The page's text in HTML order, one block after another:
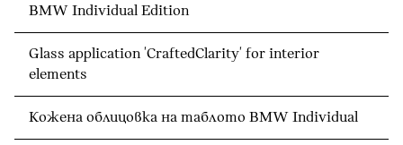
BMW Individual Edition
Glass application 'CraftedClarity' for interior
elements
Кожена облицовка на таблото BMW Individual